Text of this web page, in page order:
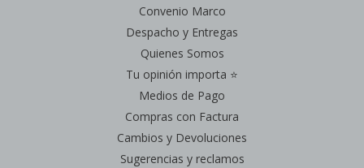
Convenio Marco
Despacho y Entregas
Quienes Somos
Tu opinión importa ⭐
Medios de Pago
Compras con Factura
Cambios y Devoluciones
Sugerencias y reclamos